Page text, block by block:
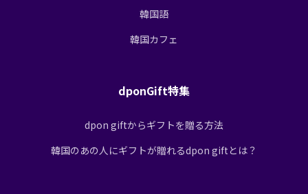
韓国語
韓国カフェ
dponGift特集
dpon giftからギフトを贈る方法
韓国のあの人にギフトが贈れるdpon giftとは？